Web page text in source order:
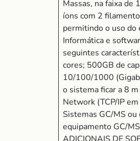
Massas, na faixa de
íons com 2
permitindo o uso do
Informática e
seguintes
cores; 500GB de
10/100/1000
o sistema ficar a 8
Network (TCP/IP
Sistemas GC/MS
equipamento GC/